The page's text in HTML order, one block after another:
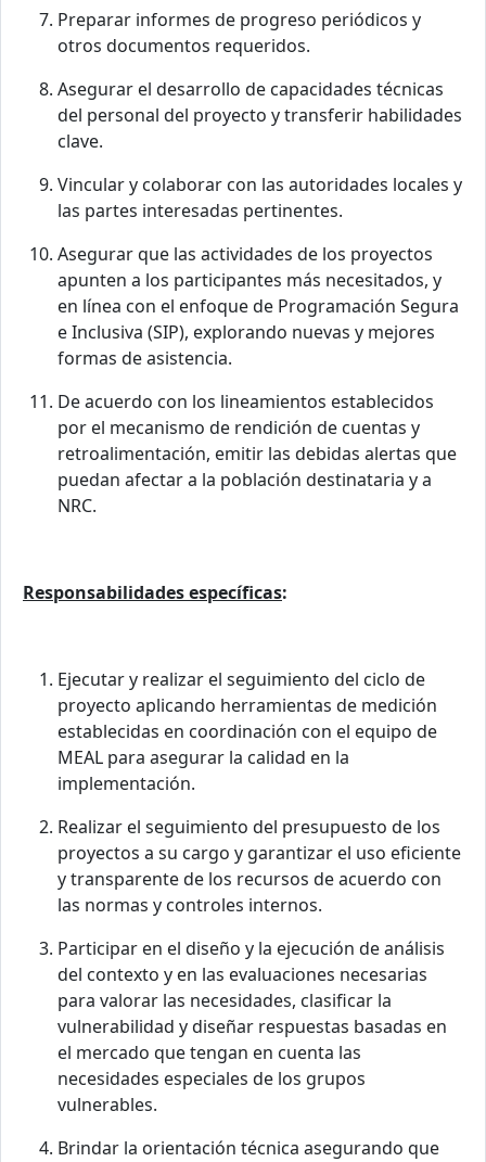
Preparar informes de progreso periódicos y
otros documentos requeridos.
Asegurar el desarrollo de capacidades técnicas
del personal del proyecto y transferir habilidades
clave.
Vincular y colaborar con las autoridades locales y
las partes interesadas pertinentes.
Asegurar que las actividades de los proyectos
apunten a los participantes más necesitados, y
en línea con el enfoque de Programación Segura
e Inclusiva (SIP), explorando nuevas y mejores
formas de asistencia.
De acuerdo con los lineamientos establecidos
por el mecanismo de rendición de cuentas y
retroalimentación, emitir las debidas alertas que
puedan afectar a la población destinataria y a
NRC.
Responsabilidades específicas:
Ejecutar y realizar el seguimiento del ciclo de
proyecto aplicando herramientas de medición
establecidas en coordinación con el equipo de
MEAL para asegurar la calidad en la
implementación.
Realizar el seguimiento del presupuesto de los
proyectos a su cargo y garantizar el uso eficiente
y transparente de los recursos de acuerdo con
las normas y controles internos.
Participar en el diseño y la ejecución de análisis
del contexto y en las evaluaciones necesarias
para valorar las necesidades, clasificar la
vulnerabilidad y diseñar respuestas basadas en
el mercado que tengan en cuenta las
necesidades especiales de los grupos
vulnerables.
Brindar la orientación técnica asegurando que